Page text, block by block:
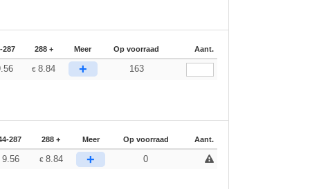
287 288 + Meer Op voorraad Aant.
€8.84 + 163
287 288 + Meer Op voorraad Aant.
9.56 € 8.84 + 0